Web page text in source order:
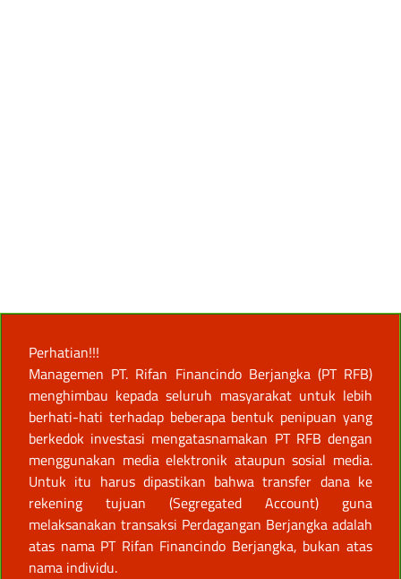
Perhatian!!!
Managemen PT. Rifan Financindo Berjangka (PT RFB)
menghimbau kepada seluruh masyarakat untuk lebih
berhati-hati terhadap beberapa bentuk penipuan yang
berkedok investasi mengatasnamakan PT RFB dengan
menggunakan media elektronik ataupun sosial media.
Untuk itu harus dipastikan bahwa transfer dana ke
rekening tujuan (Segregated Account) guna
melaksanakan transaksi Perdagangan Berjangka adalah
atas nama PT Rifan Financindo Berjangka, bukan atas
nama individu.